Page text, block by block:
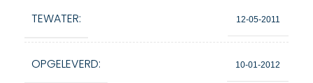
TEWATER: 12-05-2011
OPGELEVERD: 10-01-2012